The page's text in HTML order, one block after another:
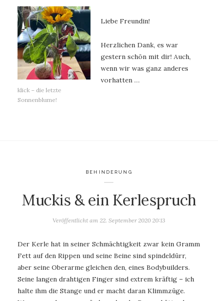
klick – die letzte
Sonnenblume!
Liebe Freundin!
Herzlichen Dank, es war
gestern schön mit dir! Auch,
wenn wir was ganz anderes
vorhatten …
BEHINDERUNG
Muckis & ein Kerlespruch
Veröffentlicht am 22. September 2020 20:13
Der Kerle hat in seiner Schmächtigkeit zwar kein Gramm
Fett auf den Rippen und seine Beine sind spindeldürr,
aber seine Oberarme gleichen den, eines Bodybuilders.
Seine langen drahtigen Finger sind extrem kräftig – ich
halte ihm die Stange und er macht daran Klimmzüge.